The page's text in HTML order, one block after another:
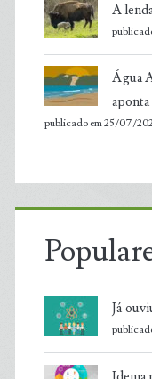
A
Água
publicado em 25/07/
Já